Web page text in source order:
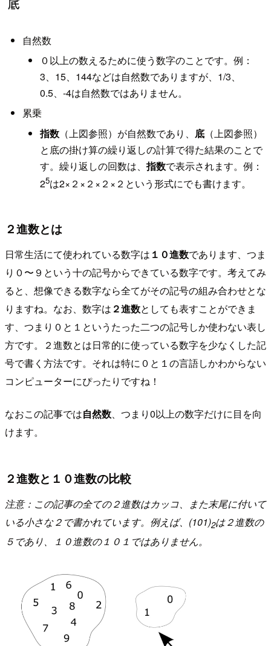
自然数
０以上の数えるために使う数字のことです。例：
3、15、144などは自然数でありますが、1/3、
0.5、-4は自然数ではありません。
累乗
指数（上図参照）が自然数であり、 底（上図参照）
と底の掛け算の繰り返しの計算で得た結果のことで
す。繰り返しの回数は、指数で表示されます。例：
25は2×２×２×２×２という形式にでも書けます。
２進数とは
日常生活にて使われている数字は １０進数であります、つま
り０〜９という十の記号からできている数字です。考えてみ
ると、想像できる数字なら全てがその記号の組み合わせとな
りますね。なお、数字は ２進数としても表すことができま
す、つまり０と１というたった二つの記号しか使わない表し
方です。２進数とは日常的に使っている数字を少なくした記
号で書く方法です。それは特に０と１の言語しかわからない
コンピューターにぴったりですね！
なおこの記事では自然数、つまり0以上の数字だけに目を向
けます。
２進数と１０進数の比較
注意：この記事の全ての２進数はカッコ、また末尾に付いて
いる小さな２で書かれています。例えば、(101)2は２進数の
５であり、１０進数の１０１ではありません。